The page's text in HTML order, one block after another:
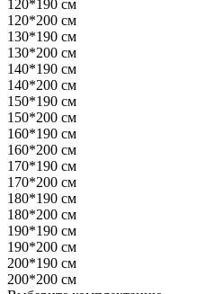
120*190 см
120*200 см
130*190 см
130*200 см
140*190 см
140*200 см
150*190 см
150*200 см
160*190 см
160*200 см
170*190 см
170*200 см
180*190 см
180*200 см
190*190 см
190*200 см
200*190 см
200*200 см